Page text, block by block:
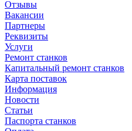
Отзывы
Вакансии
Партнеры
Реквизиты
Услуги
Ремонт станков
Капитальный ремонт станков
Карта поставок
Информация
Новости
Статьи
Паспорта станков